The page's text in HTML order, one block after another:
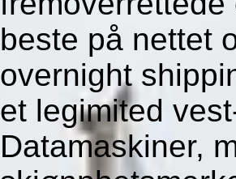
beste på nettet
overnight
et legimited
Datamaskiner,